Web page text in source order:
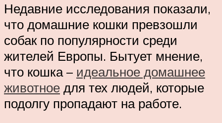
Недавние исследования показали,
что домашние кошки превзошли
собак по популярности среди
жителей Европы. Бытует мнение,
что кошка – идеальное домашнее
животное для тех людей, которые
подолгу пропадают на работе.